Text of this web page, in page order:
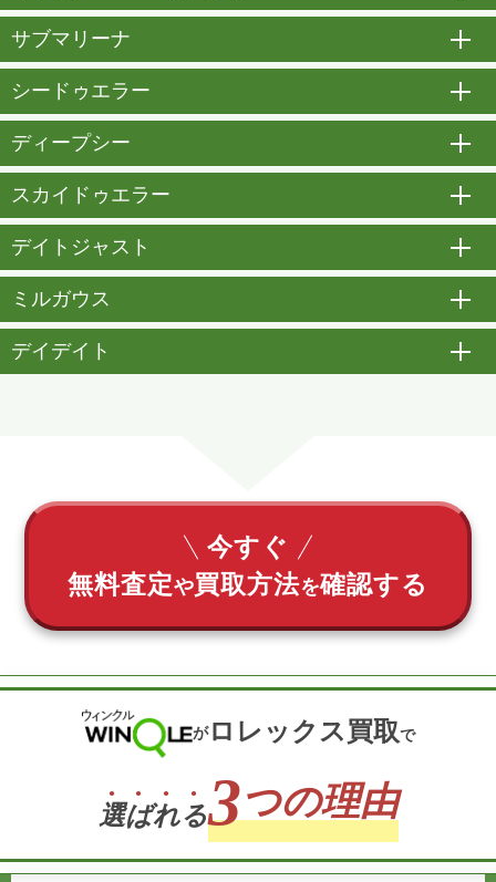
サブマリーナ
シードゥエラー
ディープシー
スカイドゥエラー
デイトジャスト
ミルガウス
デイデイト
今すぐ
無料査定や買取方法を確認する
がロレックス買取で
選ばれる3つの理由